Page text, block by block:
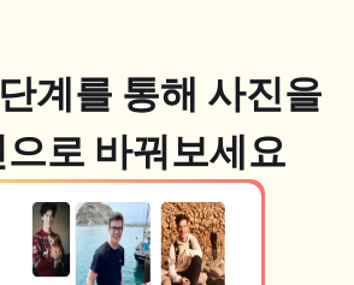
계를 통해 사진을
로 바꿔보세요